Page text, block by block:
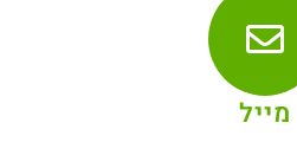
מייל